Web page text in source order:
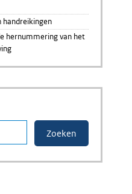
handreikingen
hernummering van het